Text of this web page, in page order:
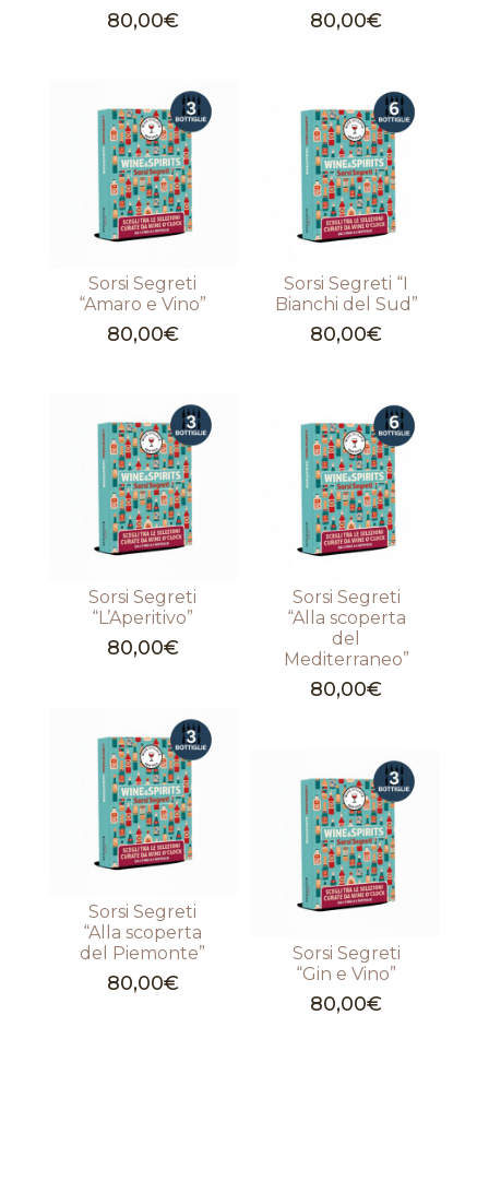
80,00€ 80,00€
Sorsi Segreti
“Amaro e Vino”
80,00€
Sorsi Segreti “I
Bianchi del Sud”
80,00€
Sorsi Segreti
“L’Aperitivo”
80,00€
Sorsi Segreti
“Alla scoperta
del
Mediterraneo”
80,00€
Sorsi Segreti
“Alla scoperta
del Piemonte”
80,00€
Sorsi Segreti
“Gin e Vino”
80,00€